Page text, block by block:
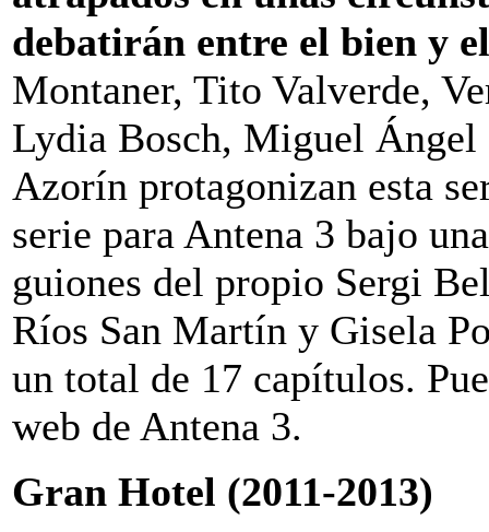
debatirán entre el bien y
Montaner, Tito Valverde,
Lydia Bosch, Miguel
Azorín protagonizan esta
serie para Antena 3 bajo
guiones del propio Sergi
Ríos San Martín y Gisela
un total de 17 capítulos.
web de Antena 3.
Gran Hotel (2011-2013)